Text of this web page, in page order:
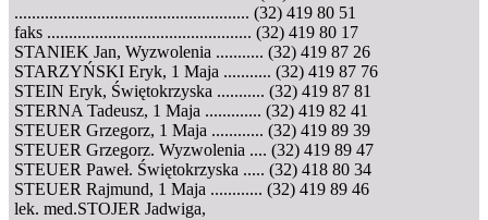
...................................................... (32) 419 80 51
faks ............................................... (32) 419 80 17
STANIEK Jan, Wyzwolenia ........... (32) 419 87 26
STARZYŃSKI Eryk, 1 Maja ........... (32) 419 87 76
STEIN Eryk, Świętokrzyska ........... (32) 419 87 81
STERNA Tadeusz, 1 Maja ............. (32) 419 82 41
STEUER Grzegorz, 1 Maja ............ (32) 419 89 39
STEUER Grzegorz. Wyzwolenia .... (32) 419 89 47
STEUER Paweł. Świętokrzyska ..... (32) 418 80 34
STEUER Rajmund, 1 Maja ............ (32) 419 89 46
lek. med.STOJER Jadwiga,